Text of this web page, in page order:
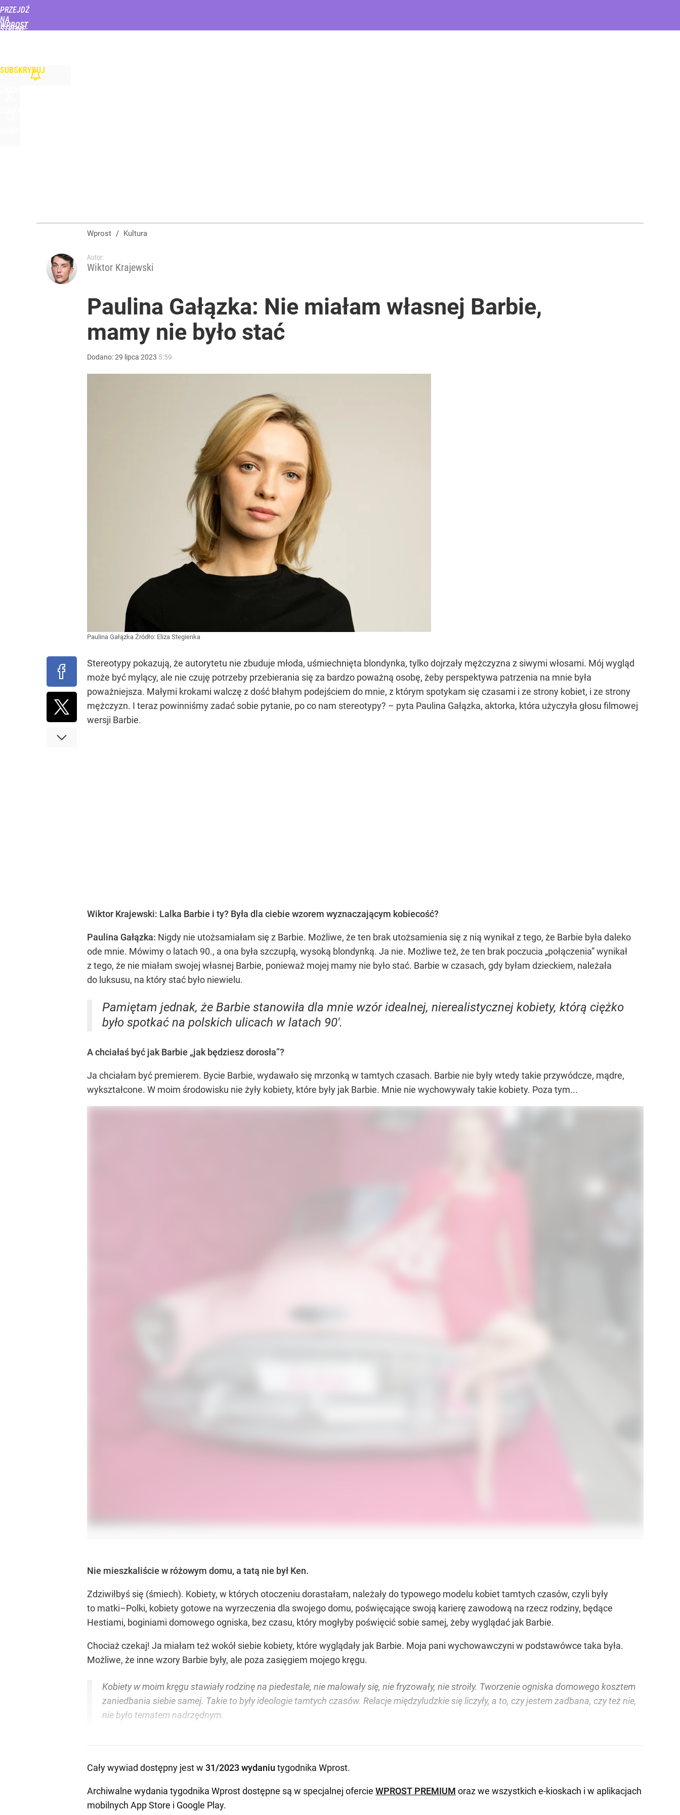
PRZEJDŹ
NA
STRONĘ
WPROST
SUBSKRYBUJ
Wprost / Kultura
Autor:
Wiktor Krajewski
Paulina Gałązka: Nie miałam własnej Barbie,
mamy nie było stać
Dodano:29 lipca 2023 5:59
Paulina Gałązka Źródło: Eliza Stegienka
Stereotypy pokazują, że autorytetu nie zbuduje młoda, uśmiechnięta blondynka, tylko dojrzały mężczyzna z siwymi włosami. Mój wygląd
może być mylący, ale nie czuję potrzeby przebierania się za bardzo poważną osobę, żeby perspektywa patrzenia na mnie była
poważniejsza. Małymi krokami walczę z dość błahym podejściem do mnie, z którym spotykam się czasami i ze strony kobiet, i ze strony
mężczyzn. I teraz powinniśmy zadać sobie pytanie, po co nam stereotypy? – pyta Paulina Gałązka, aktorka, która użyczyła głosu filmowej
wersji Barbie.
Wiktor Krajewski: Lalka Barbie i ty? Była dla ciebie wzorem wyznaczającym kobiecość?
Paulina Gałązka: Nigdy nie utożsamiałam się z Barbie. Możliwe, że ten brak utożsamienia się z nią wynikał z tego, że Barbie była daleko
ode mnie. Mówimy o latach 90., a ona była szczupłą, wysoką blondynką. Ja nie. Możliwe też, że ten brak poczucia „połączenia” wynikał
z tego, że nie miałam swojej własnej Barbie, ponieważ mojej mamy nie było stać. Barbie w czasach, gdy byłam dzieckiem, należała
do luksusu, na który stać było niewielu.
Pamiętam jednak, że Barbie stanowiła dla mnie wzór idealnej, nierealistycznej kobiety, którą ciężko
było spotkać na polskich ulicach w latach 90'.
A chciałaś być jak Barbie „jak będziesz dorosła”?
Ja chciałam być premierem. Bycie Barbie, wydawało się mrzonką w tamtych czasach. Barbie nie były wtedy takie przywódcze, mądre,
wykształcone. W moim środowisku nie żyły kobiety, które były jak Barbie. Mnie nie wychowywały takie kobiety. Poza tym...
Nie mieszkaliście w różowym domu, a tatą nie był Ken.
Zdziwiłbyś się (śmiech). Kobiety, w których otoczeniu dorastałam, należały do typowego modelu kobiet tamtych czasów, czyli były
to matki–Polki, kobiety gotowe na wyrzeczenia dla swojego domu, poświęcające swoją karierę zawodową na rzecz rodziny, będące
Hestiami, boginiami domowego ogniska, bez czasu, który mogłyby poświęcić sobie samej, żeby wyglądać jak Barbie.
Chociaż czekaj! Ja miałam też wokół siebie kobiety, które wyglądały jak Barbie. Moja pani wychowawczyni w podstawówce taka była.
Możliwe, że inne wzory Barbie były, ale poza zasięgiem mojego kręgu.
Kobiety w moim kręgu stawiały rodzinę na piedestale, nie malowały się, nie fryzowały, nie stroiły. Tworzenie ogniska domowego kosztem
zaniedbania siebie samej. Takie to były ideologie tamtych czasów. Relacje międzyludzkie się liczyły, a to, czy jestem zadbana, czy też nie,
nie było tematem nadrzędnym.
Cały wywiad dostępny jest w 31/2023 wydaniu tygodnika Wprost.
Archiwalne wydania tygodnika Wprost dostępne są w specjalnej ofercie WPROST PREMIUM oraz we wszystkich e-kioskach i w aplikacjach
mobilnych App Store i Google Play.